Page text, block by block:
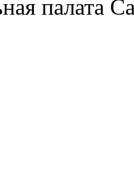
палата